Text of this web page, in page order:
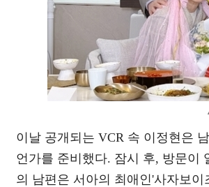
이날 공개되는 VCR 속 이정현은
언가를 준비했다. 잠시 후, 방문이
의 남편은 서아의 최애인'사자보